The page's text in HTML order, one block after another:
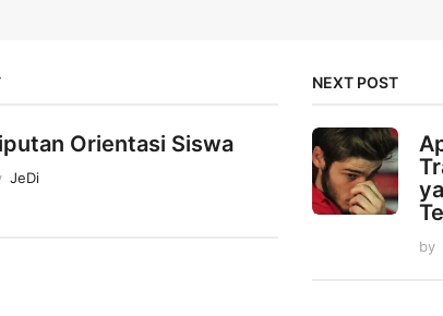
Orientasi Siswa
JeDi
NEXT POST
by